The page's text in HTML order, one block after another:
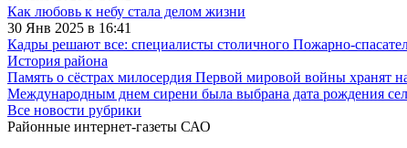
Как любовь к небу стала делом жизни
30 Янв 2025 в 16:41
Кадры решают все: специалисты столичного Пожарно-
История района
Память о сёстрах милосердия Первой мировой войны хранят
Международным днем сирени была выбрана дата рождения
Все новости рубрики
Районные интернет-газеты САО